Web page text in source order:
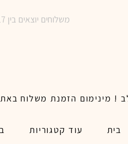
משלוחים יוצאים בין 10-17 בימים א-ו | אין משלוחים בשבתות וחגים | ניתן לבצע הזמנה לאותו היום עד שעה 14:00
בית
עוד קטגוריות